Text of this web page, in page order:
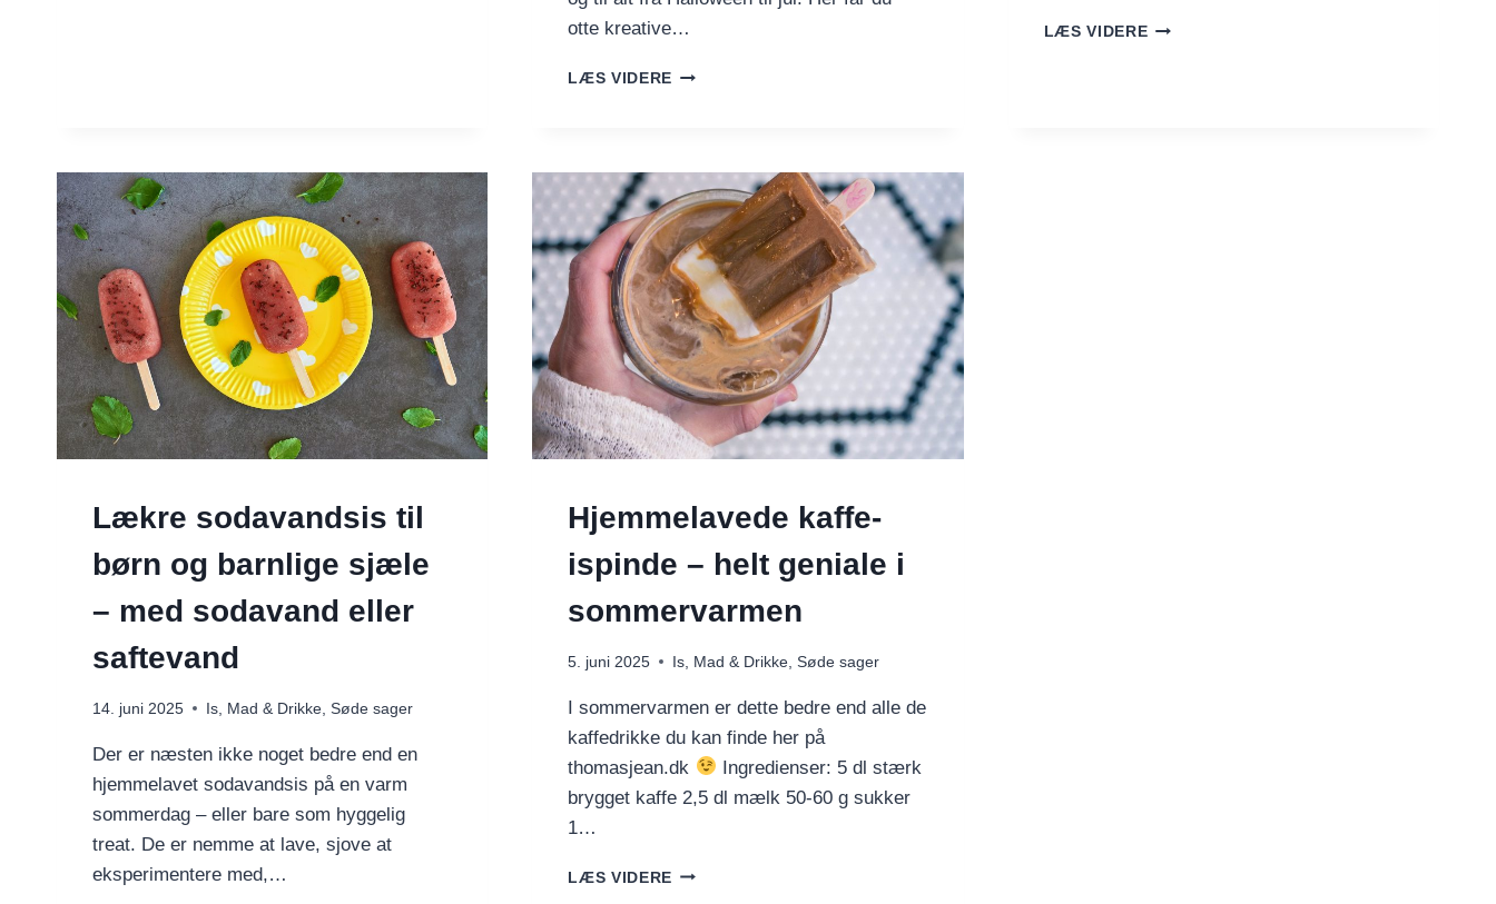
otte kreative…
LÆS VIDERE TEMAIS
NÅR
IS
BLIVER
TIL
EVENTYR
LÆS VIDERESJOVE
Lækre sodavandsis til
børn og barnlige sjæle
– med sodavand eller
saftevand
14. juni 2025 Is Mad & Drikke Søde sager
Der er næsten ikke noget bedre end en
hjemmelavet sodavandsis på en varm
sommerdag – eller bare som hyggelig
treat. De er nemme at lave, sjove at
eksperimentere med,…
Hjemmelavede kaffe-
ispinde – helt geniale i
sommervarmen
5. juni 2025 Is Mad & Drikke ,Søde sager
I sommervarmen er dette bedre end alle de
kaffedrikke du kan finde her på
thomasjean.dk
Ingredienser: 5 dl stærk
brygget kaffe 2,5 dl mælk 50-60 g sukker
1…
LÆS VIDERE HJEMMELAVEDE